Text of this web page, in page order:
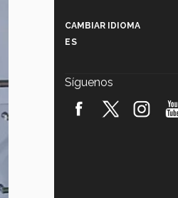
robótica
CAMBIAR IDIOMA
ES
Síguenos